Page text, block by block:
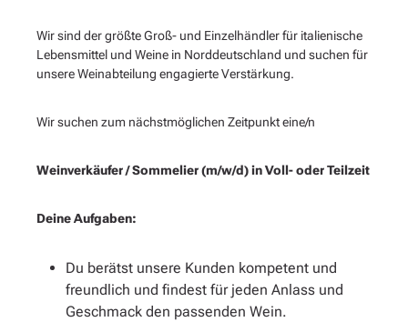
Wir sind der größte Groß- und Einzelhändler für italienische
Lebensmittel und Weine in Norddeutschland und suchen für
unsere Weinabteilung engagierte Verstärkung.
Wir suchen zum nächstmöglichen Zeitpunkt eine/n
Weinverkäufer / Sommelier (m/w/d) in Voll- oder Teilzeit
Deine Aufgaben:
Du berätst unsere Kunden kompetent und
freundlich und findest für jeden Anlass und
Geschmack den passenden Wein.